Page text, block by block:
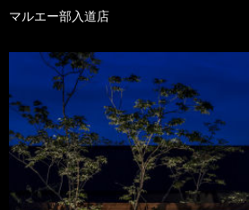
マルエー部入道店